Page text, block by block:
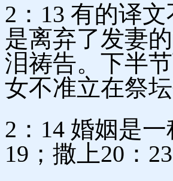
2：13 有的译
是离弃了发妻
泪祷告。下半
女不准立在祭坛
2：14 婚姻是
19；撒上20：23